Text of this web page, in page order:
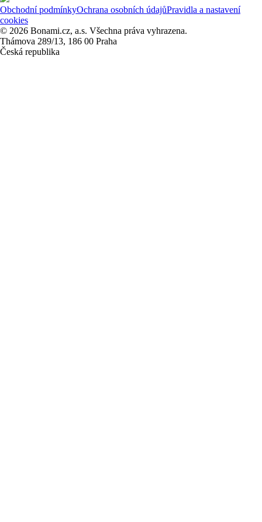
Obchodní podmínkyOchrana osobních údajůPravidla a nastavení
cookies
© 2026 Bonami.cz, a.s. Všechna práva vyhrazena.
Thámova 289/13, 186 00 Praha
Česká republika